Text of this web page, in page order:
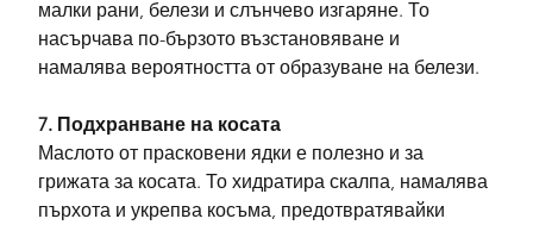
малки рани, белези и слънчево изгаряне. То
насърчава по-бързото възстановяване и
намалява вероятността от образуване на белези.
7. Подхранване на косата
Маслото от прасковени ядки е полезно и за
грижата за косата. То хидратира скалпа, намалява
пърхота и укрепва косъма, предотвратявайки